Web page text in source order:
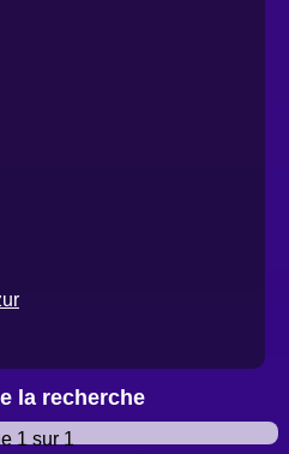
la recherche
1 sur 1